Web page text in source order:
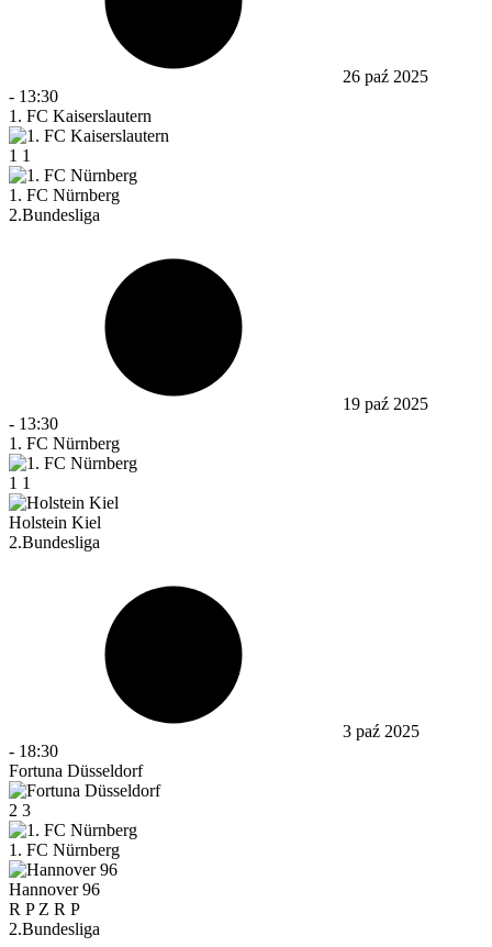
26 paź 2025
- 13:30
1. FC Kaiserslautern
1 1
1. FC Nürnberg
2.Bundesliga
19 paź 2025
- 13:30
1. FC Nürnberg
1 1
Holstein Kiel
2.Bundesliga
3 paź 2025
- 18:30
Fortuna Düsseldorf
2 3
1. FC Nürnberg
Hannover 96
R P Z R P
2.Bundesliga